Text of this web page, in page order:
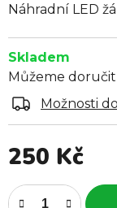
Náhradní LED
Skladem
Můžeme doručit
Možnosti
250 Kč